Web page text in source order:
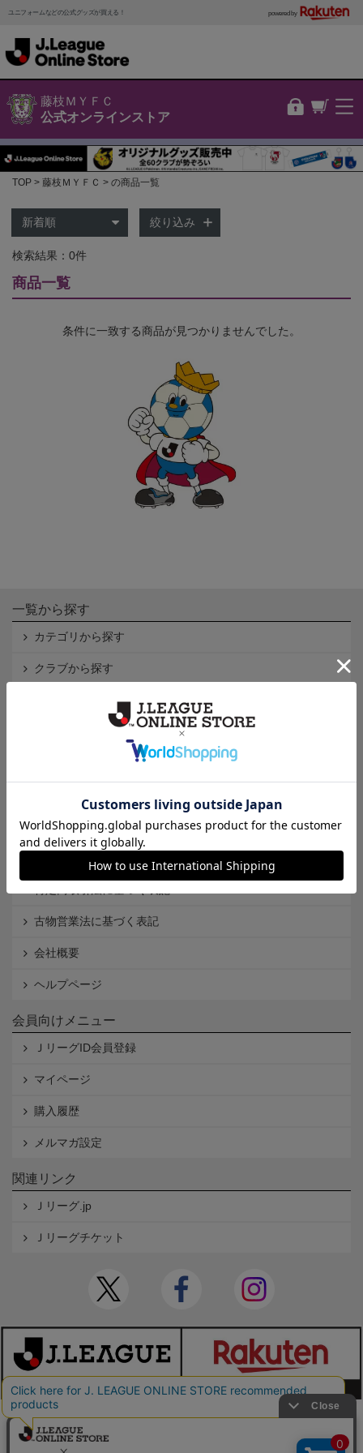
ユニフォームなどの公式グッズが買える！ powered by
藤枝ＭＹＦＣ
公式オンラインストア
TOP 藤枝ＭＹＦＣ の商品一覧
絞り込み
検索結果：0件
商品一覧
条件に一致する商品が見つかりませんでした。
一覧から探す
カテゴリから探す
クラブから探す
Ｊ2
Ｊリーグオンラインストアとは
個人情報保護方針
古物営業法に基づく表記
会社概要
ヘルプページ
会員向けメニュー
ＪリーグID会員登録
マイページ
購入履歴
メルマガ設定
関連リンク
Ｊリーグ.jp
Ｊリーグチケット
本サイトで使用している文章・画像等の無断での複製・転載を禁止します。
© JAPAN PROFESSIONAL FOOTBALL LEAGUE Rakuten Group, Inc. ALL RIGHTS RE